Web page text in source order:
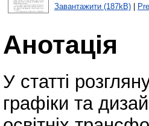
Завантажити (187kB)|
Анотація
У статті
графіки та